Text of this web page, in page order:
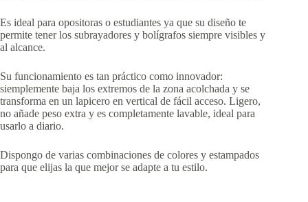
Es ideal para opositoras o estudiantes ya que su diseño te
permite tener los subrayadores y bolígrafos siempre visibles y
al alcance.
Su funcionamiento es tan práctico como innovador:
siemplemente baja los extremos de la zona acolchada y se
transforma en un lapicero en vertical de fácil acceso. Ligero,
no añade peso extra y es completamente lavable, ideal para
usarlo a diario.
Dispongo de varias combinaciones de colores y estampados
para que elijas la que mejor se adapte a tu estilo.